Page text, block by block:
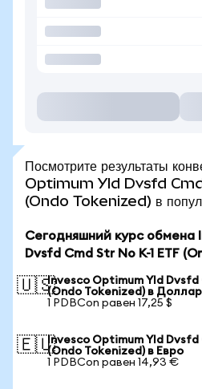
Посмотрите результаты
Optimum Yld Dvsfd
(Ondo Tokenized) в
Сегодняшний курс обмена
Dvsfd Cmd Str No K-1 ETF
🇺🇸Invesco Optimum Yld Dvsfd
(Ondo Tokenized) в
1 PDBCon равен 17,25 $
🇪🇺Invesco Optimum Yld Dvsfd
(Ondo Tokenized) в Евро
1 PDBCon равен 14,93 €